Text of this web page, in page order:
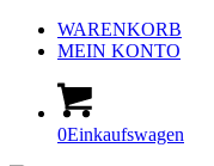
WARENKORB
MEIN KONTO
0Einkaufswagen